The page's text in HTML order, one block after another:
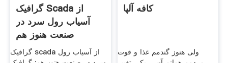
گرافیک Scada از
آسیاب رول سرد در
صنعت هنوز هم
گرافیک scada از آسیاب رول
کافه آلپا
ولی هنوز گندمم غذا و قوت